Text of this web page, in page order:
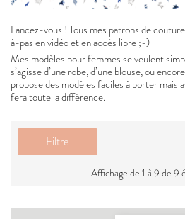
Lancez-vous ! Tous mes patrons de
à-pas en vidéo et en accès libre ;-)
Mes modèles pour femmes se veulent
s’agisse d’une robe, d’une blouse, ou
propose des modèles faciles à porter mais
fera toute la différence.
Filtre
Affichage de 1 à 9 de 9